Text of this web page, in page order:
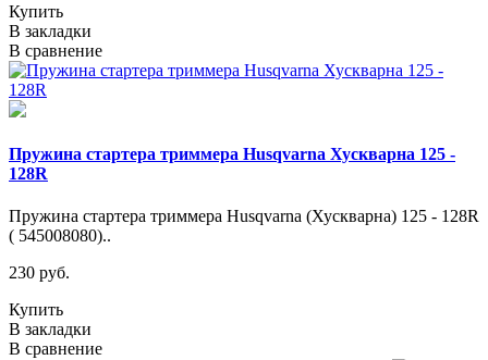
Купить
В закладки
В сравнение
Пружина стартера триммера Husqvarna Хускварна 125 -
128R
Пружина стартера триммера Husqvarna (Хускварна) 125 - 128R
( 545008080)..
230 руб.
Купить
В закладки
В сравнение